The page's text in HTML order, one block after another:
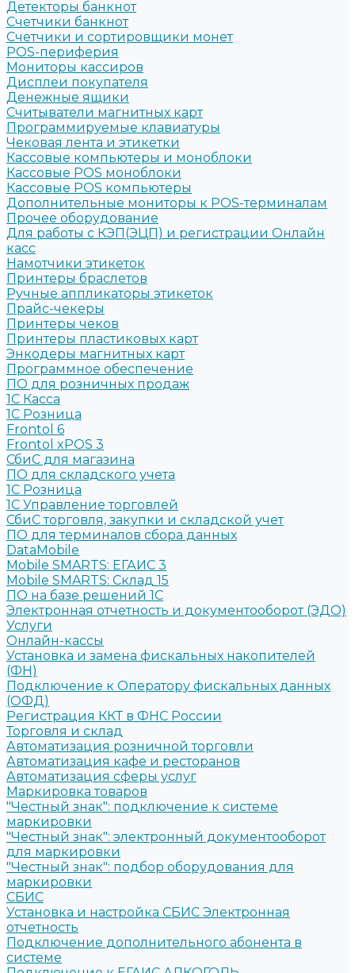
Детекторы банкнот
Счетчики банкнот
Счетчики и сортировщики монет
POS-периферия
Мониторы кассиров
Дисплеи покупателя
Денежные ящики
Считыватели магнитных карт
Программируемые клавиатуры
Чековая лента и этикетки
Кассовые компьютеры и моноблоки
Кассовые POS моноблоки
Кассовые POS компьютеры
Дополнительные мониторы к POS-терминалам
Прочее оборудование
Для работы с КЭП(ЭЦП) и регистрации Онлайн
касс
Намотчики этикеток
Принтеры браслетов
Ручные аппликаторы этикеток
Прайс-чекеры
Принтеры чеков
Принтеры пластиковых карт
Энкодеры магнитных карт
Программное обеспечение
ПО для розничных продаж
1C Касса
1С Розница
Frontol 6
Frontol xPOS 3
СбиС для магазина
ПО для складского учета
1C Розница
1С Управление торговлей
СбиС торговля, закупки и складской учет
ПО для терминалов сбора данных
DataMobile
Mobile SMARTS: ЕГАИС 3
Mobile SMARTS: Склад 15
ПО на базе решений 1С
Электронная отчетность и документооборот (ЭДО)
Услуги
Онлайн-кассы
Установка и замена фискальных накопителей
(ФН)
Подключение к Оператору фискальных данных
(ОФД)
Регистрация ККТ в ФНС России
Торговля и склад
Автоматизация розничной торговли
Автоматизация кафе и ресторанов
Автоматизация сферы услуг
Маркировка товаров
"Честный знак": подключение к системе
маркировки
"Честный знак": электронный документооборот
для маркировки
"Честный знак": подбор оборудования для
маркировки
СБИС
Установка и настройка СБИС Электронная
отчетность
Подключение дополнительного абонента в
системе